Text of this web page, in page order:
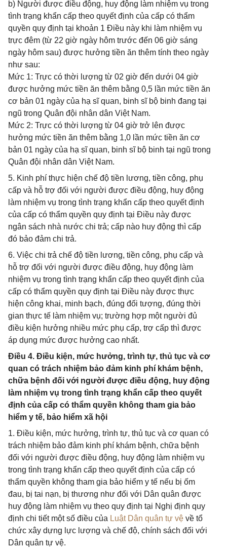
b) Người được điều động, huy động làm nhiệm vụ trong
tình trạng khẩn cấp theo quyết định của cấp có thẩm
quyền quy định tại khoản 1 Điều này khi làm nhiệm vụ
trực đêm (từ 22 giờ ngày hôm trước đến 06 giờ sáng
ngày hôm sau) được hưởng tiền ăn thêm tính theo ngày
như sau:
Mức 1: Trực có thời lượng từ 02 giờ đến dưới 04 giờ
được hưởng mức tiền ăn thêm bằng 0,5 lần mức tiền ăn
cơ bản 01 ngày của hạ sĩ quan, binh sĩ bộ binh đang tại
ngũ trong Quân đội nhân dân Việt Nam.
Mức 2: Trực có thời lượng từ 04 giờ trở lên được
hưởng mức tiền ăn thêm bằng 1,0 lần mức tiền ăn cơ
bản 01 ngày của hạ sĩ quan, binh sĩ bộ binh tại ngũ trong
Quân đội nhân dân Việt Nam.
5. Kinh phí thực hiện chế độ tiền lương, tiền công, phụ
cấp và hỗ trợ đối với người được điều động, huy động
làm nhiệm vụ trong tình trạng khẩn cấp theo quyết định
của cấp có thẩm quyền quy định tại Điều này được
ngân sách nhà nước chi trả; cấp nào huy động thì cấp
đó bảo đảm chi trả.
6. Việc chi trả chế độ tiền lương, tiền công, phụ cấp và
hỗ trợ đối với người được điều động, huy động làm
nhiệm vụ trong tình trạng khẩn cấp theo quyết định của
cấp có thẩm quyền quy định tại Điều này được thực
hiện công khai, minh bạch, đúng đối tượng, đúng thời
gian thực tế làm nhiệm vụ; trường hợp một người đủ
điều kiện hưởng nhiều mức phụ cấp, trợ cấp thì được
áp dụng mức được hưởng cao nhất.
Điều 4. Điều kiện, mức hưởng, trình tự, thủ tục và cơ
quan có trách nhiệm bảo đảm kinh phí khám bệnh,
chữa bệnh đối với người được điều động, huy động
làm nhiệm vụ trong tình trạng khẩn cấp theo quyết
định của cấp có thẩm quyền không tham gia bảo
hiểm y tế, bảo hiểm xã hội
1. Điều kiện, mức hưởng, trình tự, thủ tục và cơ quan có
trách nhiệm bảo đảm kinh phí khám bệnh, chữa bệnh
đối với người được điều động, huy động làm nhiệm vụ
trong tình trạng khẩn cấp theo quyết định của cấp có
thẩm quyền không tham gia bảo hiểm y tế nếu bị ốm
đau, bị tai nạn, bị thương như đối với Dân quân được
huy động làm nhiệm vụ theo quy định tại Nghị định quy
định chi tiết một số điều của Luật Dân quân tự vệ về tổ
chức xây dựng lực lượng và chế độ, chính sách đối với
Dân quân tự vệ.